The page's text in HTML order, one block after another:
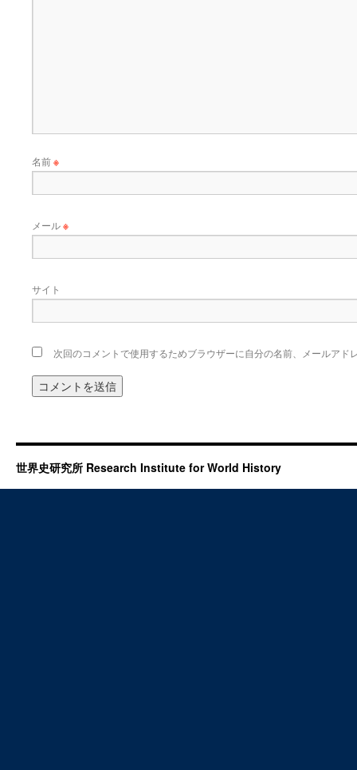
名前※
メール※
サイト
次回のコメントで使用するためブラウザーに自分の名前、メールアド
世界史研究所 Research Institute for World History